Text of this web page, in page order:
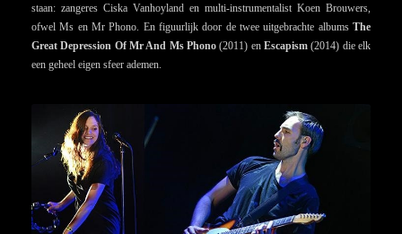
staan: zangeres Ciska Vanhoyland en multi-instrumentalist Koen Brouwers,
ofwel Ms en Mr Phono. En figuurlijk door de twee uitgebrachte albums The
Great Depression Of Mr And Ms Phono (2011) en Escapism (2014) die elk
een geheel eigen sfeer ademen.